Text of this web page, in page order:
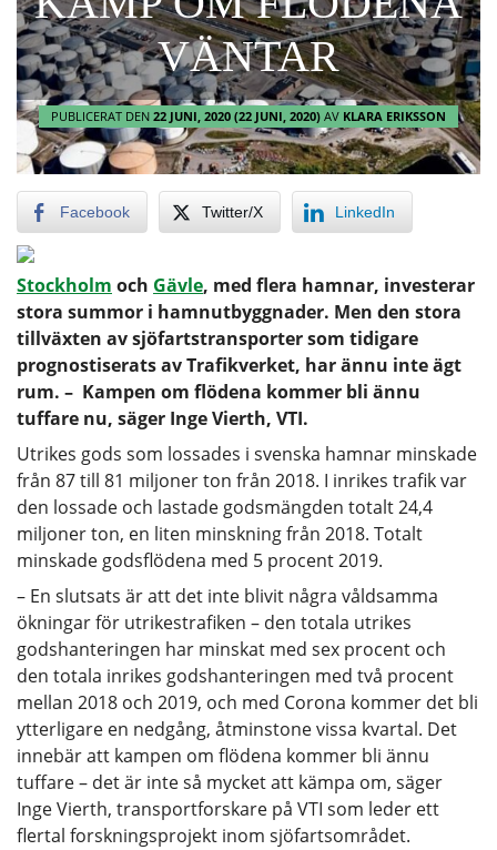
VÄNTAR
PUBLICERAT DEN 22 JUNI, 2020 (22 JUNI, 2020) AV KLARA ERIKSSON
Facebook Twitter/X LinkedIn
Stockholm och Gävle, med flera hamnar, investerar
stora summor i hamnutbyggnader. Men den stora
tillväxten av sjöfartstransporter som tidigare
prognostiserats av Trafikverket, har ännu inte ägt
rum. – Kampen om flödena kommer bli ännu
tuffare nu, säger Inge Vierth, VTI.
Utrikes gods som lossades i svenska hamnar minskade
från 87 till 81 miljoner ton från 2018. I inrikes trafik var
den lossade och lastade godsmängden totalt 24,4
miljoner ton, en liten minskning från 2018. Totalt
minskade godsflödena med 5 procent 2019.
– En slutsats är att det inte blivit några våldsamma
ökningar för utrikestrafiken – den totala utrikes
godshanteringen har minskat med sex procent och
den totala inrikes godshanteringen med två procent
mellan 2018 och 2019, och med Corona kommer det bli
ytterligare en nedgång, åtminstone vissa kvartal. Det
innebär att kampen om flödena kommer bli ännu
tuffare – det är inte så mycket att kämpa om, säger
Inge Vierth, transportforskare på VTI som leder ett
flertal forskningsprojekt inom sjöfartsområdet.